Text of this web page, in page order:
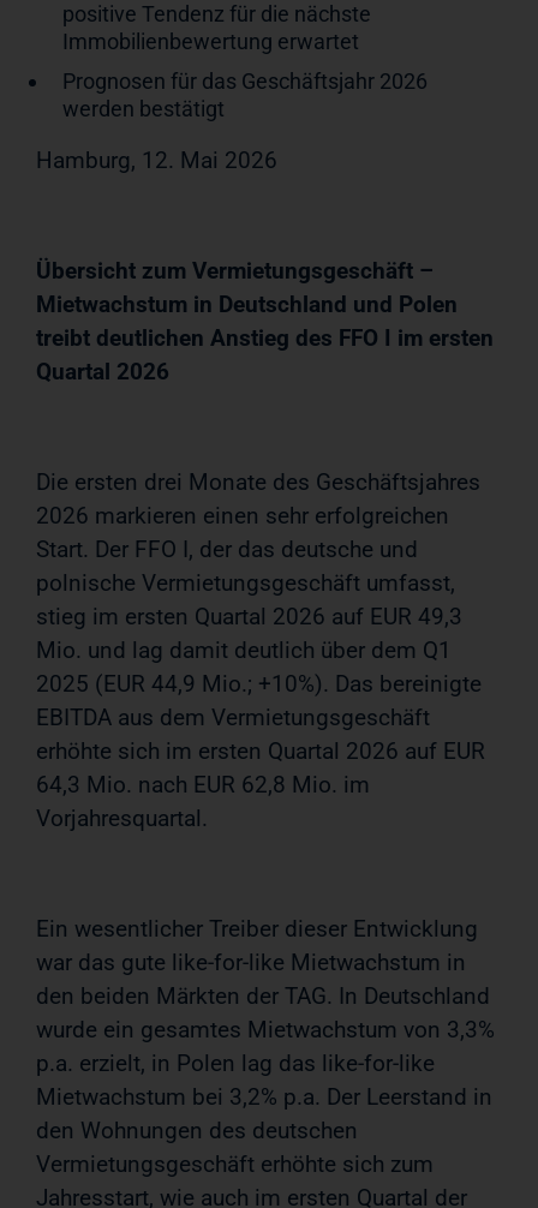
positive Tendenz für die nächste
Immobilienbewertung erwartet
Prognosen für das Geschäftsjahr 2026
werden bestätigt
Hamburg, 12. Mai 2026
Übersicht zum Vermietungsgeschäft –
Mietwachstum in Deutschland und Polen
treibt deutlichen Anstieg des FFO I im ersten
Quartal 2026
Die ersten drei Monate des Geschäftsjahres
2026 markieren einen sehr erfolgreichen
Start. Der FFO I, der das deutsche und
polnische Vermietungsgeschäft umfasst,
stieg im ersten Quartal 2026 auf EUR 49,3
Mio. und lag damit deutlich über dem Q1
2025 (EUR 44,9 Mio.; +10%). Das bereinigte
EBITDA aus dem Vermietungsgeschäft
erhöhte sich im ersten Quartal 2026 auf EUR
64,3 Mio. nach EUR 62,8 Mio. im
Vorjahresquartal.
Ein wesentlicher Treiber dieser Entwicklung
war das gute like-for-like Mietwachstum in
den beiden Märkten der TAG. In Deutschland
wurde ein gesamtes Mietwachstum von 3,3%
p.a. erzielt, in Polen lag das like-for-like
Mietwachstum bei 3,2% p.a. Der Leerstand in
den Wohnungen des deutschen
Vermietungsgeschäft erhöhte sich zum
Jahresstart, wie auch im ersten Quartal der